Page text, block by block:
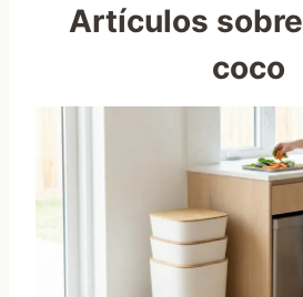
Artículos sobre
coco